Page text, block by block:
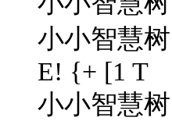
小小智慧
E! {+ [1 T
小小智慧